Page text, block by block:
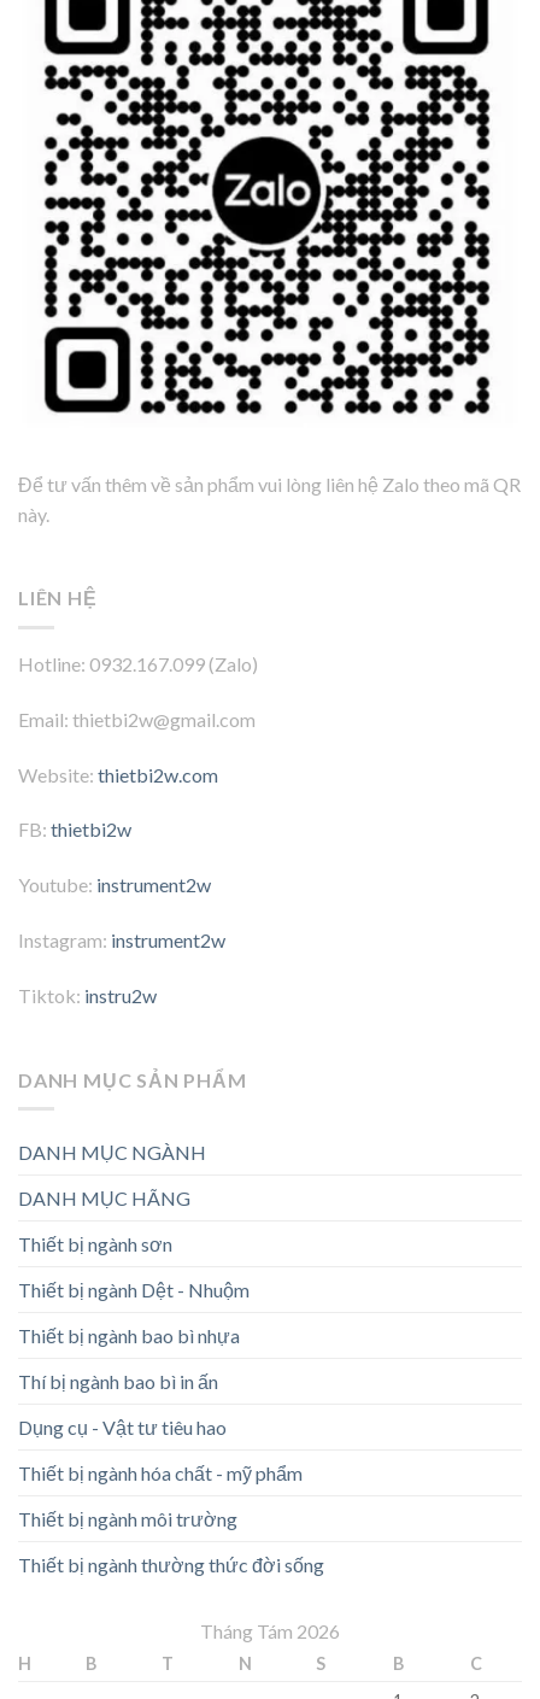
Để tư vấn thêm về sản phẩm vui lòng liên hệ Zalo theo mã QR
này.
LIÊN HỆ
Hotline: 0932.167.099 (Zalo)
Email: thietbi2w@gmail.com
Website: thietbi2w.com
FB: thietbi2w
Youtube: instrument2w
Instagram: instrument2w
Tiktok: instru2w
DANH MỤC SẢN PHẨM
DANH MỤC NGÀNH
DANH MỤC HÃNG
Thiết bị ngành sơn
Thiết bị ngành Dệt - Nhuộm
Thiết bị ngành bao bì nhựa
Thí bị ngành bao bì in ấn
Dụng cụ - Vật tư tiêu hao
Thiết bị ngành hóa chất - mỹ phẩm
Thiết bị ngành môi trường
Thiết bị ngành thường thức đời sống
Tháng Tám 2026
H B T N S B
C